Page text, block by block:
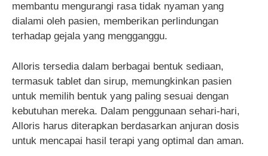
membantu mengurangi rasa tidak nyaman yang
dialami oleh pasien, memberikan perlindungan
terhadap gejala yang mengganggu.
Alloris tersedia dalam berbagai bentuk sediaan,
termasuk tablet dan sirup, memungkinkan pasien
untuk memilih bentuk yang paling sesuai dengan
kebutuhan mereka. Dalam penggunaan sehari-hari,
Alloris harus diterapkan berdasarkan anjuran dosis
untuk mencapai hasil terapi yang optimal dan aman.